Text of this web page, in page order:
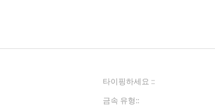
타이핑하세요 ::
금속 유형::